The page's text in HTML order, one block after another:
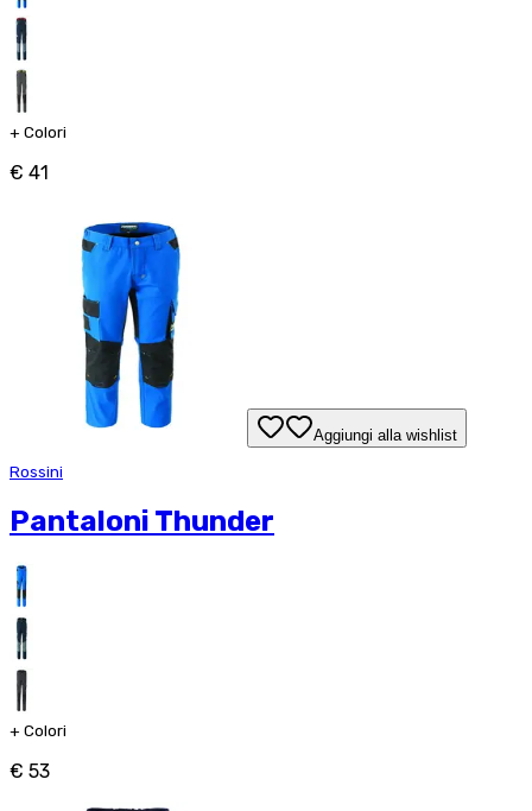
+ Colori
€ 41
Aggiungi alla wishlist
Rossini
Pantaloni Thunder
+ Colori
€ 53